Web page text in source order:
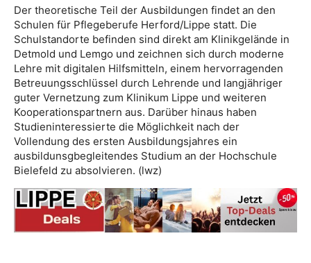
Der theoretische Teil der Ausbildungen findet an den
Schulen für Pflegeberufe Herford/Lippe statt. Die
Schulstandorte befinden sind direkt am Klinikgelände in
Detmold und Lemgo und zeichnen sich durch moderne
Lehre mit digitalen Hilfsmitteln, einem hervorragenden
Betreuungsschlüssel durch Lehrende und langjähriger
guter Vernetzung zum Klinikum Lippe und weiteren
Kooperationspartnern aus. Darüber hinaus haben
Studieninteressierte die Möglichkeit nach der
Vollendung des ersten Ausbildungsjahres ein
ausbildunsgbegleitendes Studium an der Hochschule
Bielefeld zu absolvieren. (lwz)